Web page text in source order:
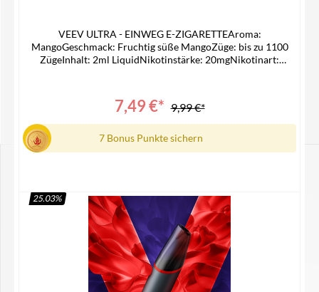
VEEV ULTRA - EINWEG E-ZIGARETTEAroma:
MangoGeschmack: Fruchtig süße MangoZüge: bis zu 1100
ZügeInhalt: 2ml LiquidNikotinstärke: 20mgNikotinart:
7,49 €* 9,99 €*
7 Bonus Punkte sichern
In den Warenkorb
25.03%